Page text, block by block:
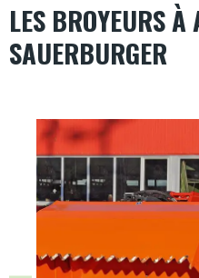
LES BROYEURS
SAUERBURGER